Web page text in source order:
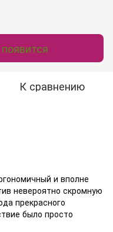
К сравнению
и вполне
невероятно скромную
прекрасного
было просто